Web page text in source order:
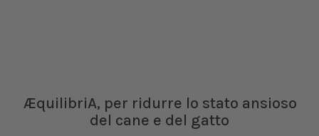
ÆquilibriA, per ridurre lo stato ansioso
del cane e del gatto